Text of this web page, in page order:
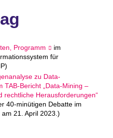
Programm
im
für
zu Data-
TAB-Bericht „Data-Mining –
rechtliche Herausforderungen“
40-minütigen Debatte im
21. April 2023.)